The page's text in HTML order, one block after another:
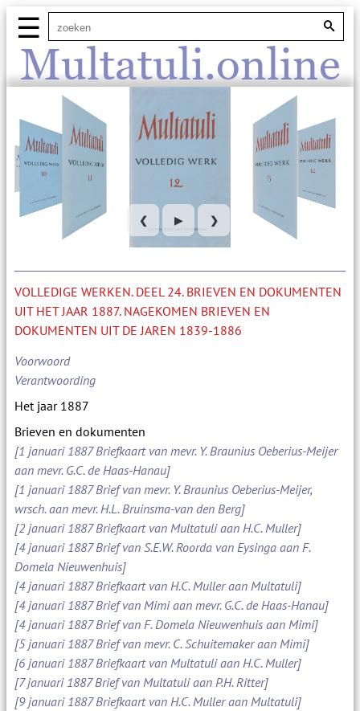
Multatuli.online
☰
❮ ▶ ❯
VOLLEDIGE WERKEN. DEEL 24. BRIEVEN EN DOKUMENTEN
UIT HET JAAR 1887. NAGEKOMEN BRIEVEN EN
DOKUMENTEN UIT DE JAREN 1839-1886
Voorwoord
Verantwoording
Het jaar 1887
Brieven en dokumenten
[1 januari 1887 Briefkaart van mevr. Y. Braunius Oeberius-Meijer
aan mevr. G.C. de Haas-Hanau]
[1 januari 1887 Brief van mevr. Y. Braunius Oeberius-Meijer,
wrsch. aan mevr. H.L. Bruinsma-van den Berg]
[2 januari 1887 Briefkaart van Multatuli aan H.C. Muller]
[4 januari 1887 Brief van S.E.W. Roorda van Eysinga aan F.
Domela Nieuwenhuis]
[4 januari 1887 Briefkaart van H.C. Muller aan Multatuli]
[4 januari 1887 Brief van Mimi aan mevr. G.C. de Haas-Hanau]
[4 januari 1887 Brief van F. Domela Nieuwenhuis aan Mimi]
[5 januari 1887 Brief van mevr. C. Schuitemaker aan Mimi]
[6 januari 1887 Briefkaart van Multatuli aan H.C. Muller]
[7 januari 1887 Brief van Multatuli aan P.H. Ritter]
[9 januari 1887 Briefkaart van H.C. Muller aan Multatuli]